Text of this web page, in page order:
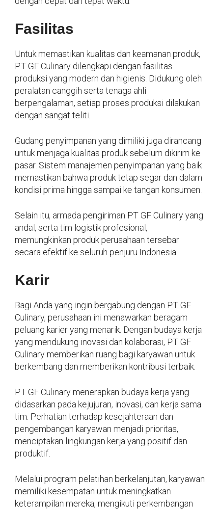
Fasilitas
Untuk memastikan kualitas dan keamanan produk,
PT GF Culinary dilengkapi dengan fasilitas
produksi yang modern dan higienis. Didukung oleh
peralatan canggih serta tenaga ahli
berpengalaman, setiap proses produksi dilakukan
dengan sangat teliti.
Gudang penyimpanan yang dimiliki juga dirancang
untuk menjaga kualitas produk sebelum dikirim ke
pasar. Sistem manajemen penyimpanan yang baik
memastikan bahwa produk tetap segar dan dalam
kondisi prima hingga sampai ke tangan konsumen.
Selain itu, armada pengiriman PT GF Culinary yang
andal, serta tim logistik profesional,
memungkinkan produk perusahaan tersebar
secara efektif ke seluruh penjuru Indonesia.
Karir
Bagi Anda yang ingin bergabung dengan PT GF
Culinary, perusahaan ini menawarkan beragam
peluang karier yang menarik. Dengan budaya kerja
yang mendukung inovasi dan kolaborasi, PT GF
Culinary memberikan ruang bagi karyawan untuk
berkembang dan memberikan kontribusi terbaik.
PT GF Culinary menerapkan budaya kerja yang
didasarkan pada kejujuran, inovasi, dan kerja sama
tim. Perhatian terhadap kesejahteraan dan
pengembangan karyawan menjadi prioritas,
menciptakan lingkungan kerja yang positif dan
produktif.
Melalui program pelatihan berkelanjutan, karyawan
memiliki kesempatan untuk meningkatkan
keterampilan mereka, mengikuti perkembangan